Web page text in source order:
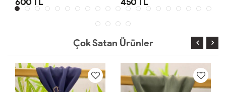
600 TL 450 TL
Çok Satan Ürünler